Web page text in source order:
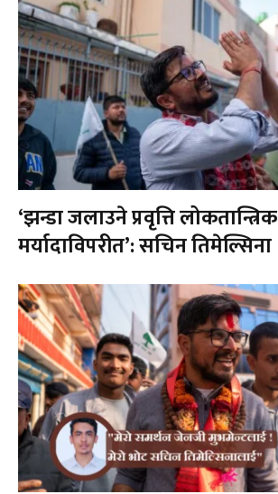
‘झन्डा जलाउने प्रवृत्ति लोकतान्त्रिक
मर्यादाविपरीत’: सचिन तिमेल्सिना